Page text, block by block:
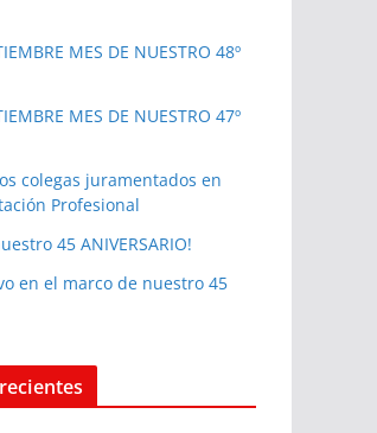
MES DE NUESTRO 48º
MES DE NUESTRO 47º
colegas juramentados en
Profesional
45 ANIVERSARIO!
en el marco de nuestro 45